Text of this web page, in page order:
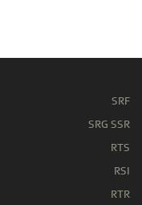
SRF
SRG SSR
RTS
RSI
RTR